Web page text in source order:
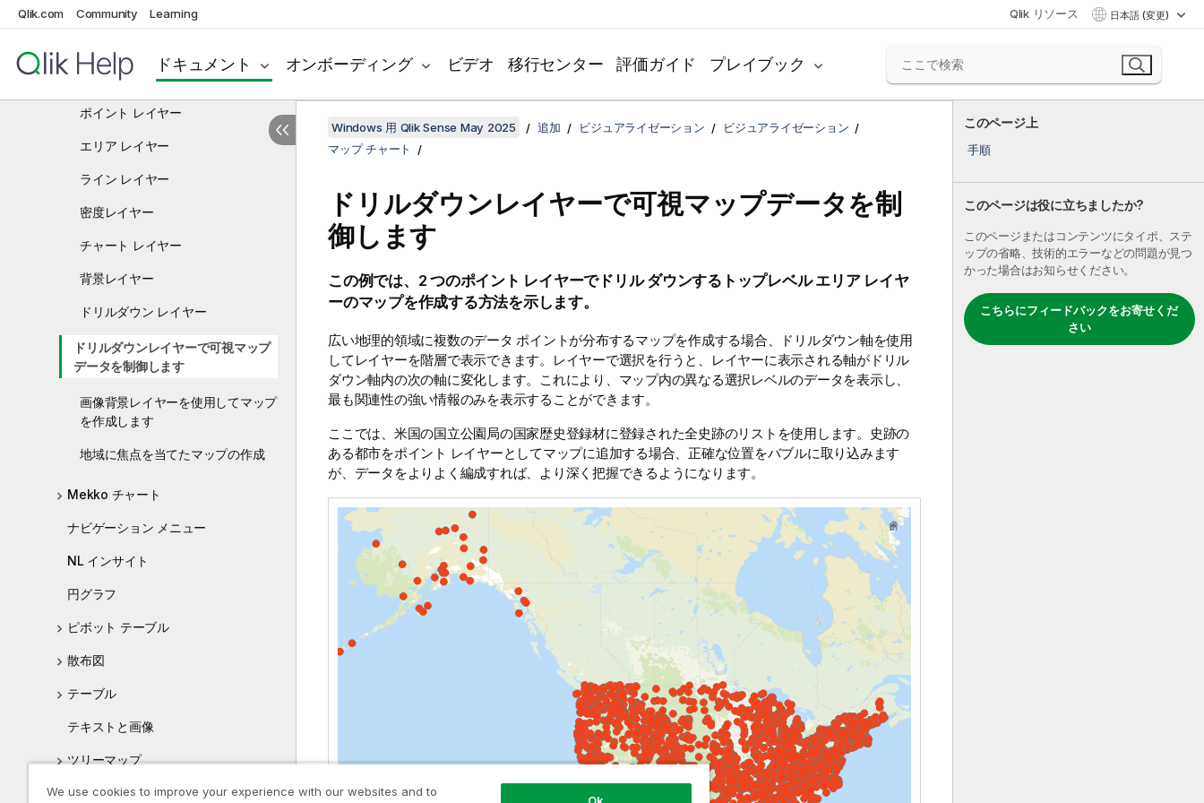
Qlik.com Community Learning Qlik リソース 日本語 (変更)
ドキュメント オンボーディング ビデオ 移行センター 評価ガイド プレイブック
KPI
折れ線グラフ
マップ チャート
ポイント レイヤー
エリア レイヤー
ライン レイヤー
密度レイヤー
チャート レイヤー
背景レイヤー
ドリルダウン レイヤー
ドリルダウンレイヤーで可視マップ
データを制御します
画像背景レイヤーを使用してマップ
を作成します
地域に焦点を当てたマップの作成
Mekko チャート
ナビゲーション メニュー
NL インサイト
円グラフ
ピボット テーブル
散布図
テーブル
テキストと画像
ツリーマップ
ウォーターフォール グラフ
このページ上
手順
このページは役に立ちましたか?
このページまたはコンテンツにタイポ、ステ
ップの省略、技術的エラーなどの問題が見つ
かった場合はお知らせください。
こちらにフィードバックをお寄せくだ
さい
Windows 用 Qlik Sense May 2025 追加 ビジュアライゼーション
ビジュアライゼーション
マップ チャート
ドリルダウンレイヤーで可視マップデータを制
御します
この例では、2 つのポイント レイヤーでドリル ダウンするトップレベル エリア レイヤ
ーのマップを作成する方法を示します。
広い地理的領域に複数のデータ ポイントが分布するマップを作成する場合、ドリルダウン軸を使用
してレイヤーを階層で表示できます。レイヤーで選択を行うと、レイヤーに表示される軸がドリル
ダウン軸内の次の軸に変化します。これにより、マップ内の異なる選択レベルのデータを表示し、
最も関連性の強い情報のみを表示することができます。
ここでは、米国の国立公園局の国家歴史登録材に登録された全史跡のリストを使用します。史跡の
ある都市をポイント レイヤーとしてマップに追加する場合、正確な位置をバブルに取り込みます
が、データをよりよく編成すれば、より深く把握できるようになります。
We use cookies to improve your experience with our websites and to